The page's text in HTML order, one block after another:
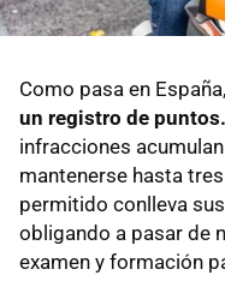
Como pasa en
un registro de puntos.
infracciones
mantenerse hasta
permitido conlleva
obligando a pasar de
examen y formación